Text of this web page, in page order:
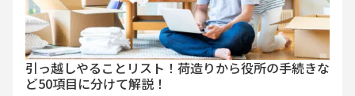
引っ越しやることリスト！荷造りから役所の手続きな
ど50項目に分けて解説！